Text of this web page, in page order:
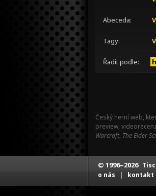
Abeceda:
Tagy:
Řadit podle:
Český herní web,
preview,
Warcraft, The Elder
© 1996–2026
o nás | kontakt